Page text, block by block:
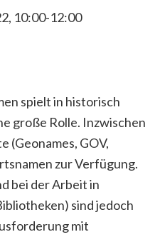
10:00-12:00
spielt in historisch
große Rolle. Inzwischen
(Geonames, GOV,
zur Verfügung.
bei der Arbeit in
sind jedoch
mit